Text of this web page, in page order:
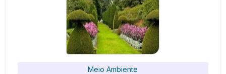
Meio Ambiente